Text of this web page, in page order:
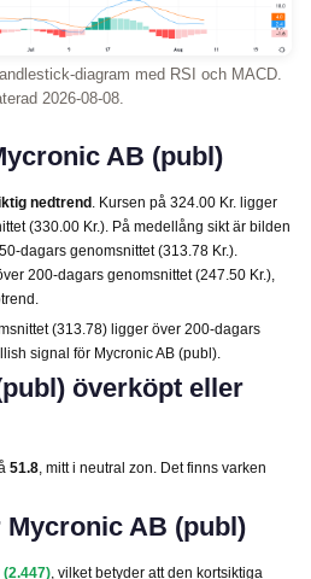
diagram med RSI och MACD.
2026-08-08.
AB (publ)
nedtrend . Kursen på 324.00 Kr. ligger
(330.00 Kr.). På medellång sikt är bilden
dagars genomsnittet (313.78 Kr.).
200-dagars genomsnittet (247.50 Kr.),
(313.78) ligger över 200-dagars
signal för Mycronic AB (publ).
överköpt eller
51.8 , mitt i neutral zon. Det finns varken
Mycronic AB (publ)
, vilket betyder att den kortsiktiga